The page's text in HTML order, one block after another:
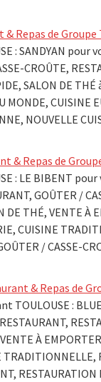
Repas de Groupe
: SANDYAN pour
CROÛTE,
SALON DE THÉ
MONDE, CUISINE
NOUVELLE
& Repas de
: LE BIBENT pour
GOÛTER /
DE THÉ, VENTE À
CUISINE
/ CASSE-
& Repas de
TOULOUSE :
À
TRADITIONNELLE,
RESTAURATION